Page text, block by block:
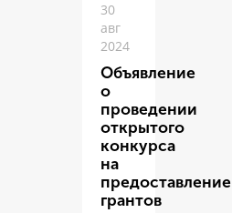
30
авг
2024
Объявление
о
проведении
открытого
конкурса
на
предоставление
грантов